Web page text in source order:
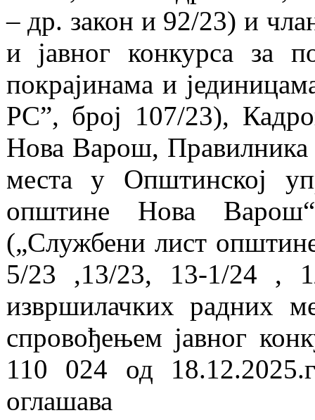
– др. закон и 92/23) и
и јавног конкурса за
покрајинама и
РС”, број 107/23),
Нова Варош, Правилника
места у Општинској
општине Нова
(„Службени лист
5/23 ,13/23, 13-1/24 ,
извршилачких радних
спровођењем јавног
110 024 од
оглашава